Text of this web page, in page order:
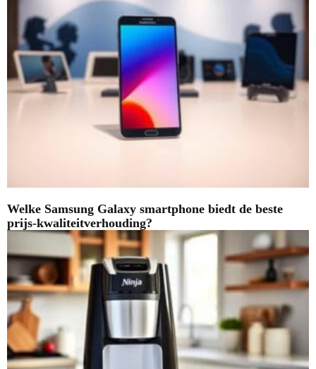
Welke Samsung Galaxy smartphone biedt de beste
prijs-kwaliteitverhouding?